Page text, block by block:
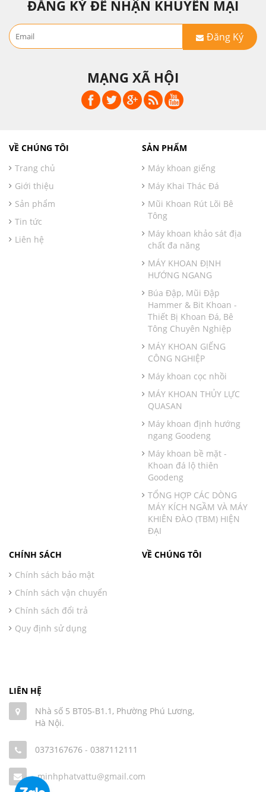
ĐĂNG KÝ ĐỂ NHẬN KHUYẾN MẠI
Đăng Ký
MẠNG XÃ HỘI
VỀ CHÚNG TÔI
Trang chủ
Giới thiệu
Sản phẩm
Tin tức
Liên hệ
SẢN PHẨM
Máy khoan giếng
Máy Khai Thác Đá
Mũi Khoan Rút Lõi Bê
Tông
Máy khoan khảo sát địa
chất đa năng
MÁY KHOAN ĐỊNH
HƯỚNG NGANG
Búa Đập, Mũi Đập
Hammer & Bit Khoan -
Thiết Bị Khoan Đá, Bê
Tông Chuyên Nghiệp
MÁY KHOAN GIẾNG
CÔNG NGHIỆP
Máy khoan cọc nhồi
MÁY KHOAN THỦY LỰC
QUASAN
Máy khoan định hướng
ngang Goodeng
Máy khoan bề mặt -
Khoan đá lộ thiên
Goodeng
TỔNG HỢP CÁC DÒNG
MÁY KÍCH NGẦM VÀ MÁY
KHIÊN ĐÀO (TBM) HIỆN
ĐẠI
CHÍNH SÁCH
Chính sách bảo mật
Chính sách vận chuyển
Chính sách đổi trả
Quy định sử dụng
VỀ CHÚNG TÔI
LIÊN HỆ
Nhà số 5 BT05-B1.1, Phường Phú Lương,
Hà Nội.
0373167676 - 0387112111
minhphatvattu@gmail.com